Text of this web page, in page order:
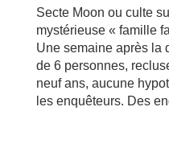
Secte Moon ou culte
mystérieuse « famille
Une semaine après la
de 6 personnes,
neuf ans, aucune
les enquêteurs. Des